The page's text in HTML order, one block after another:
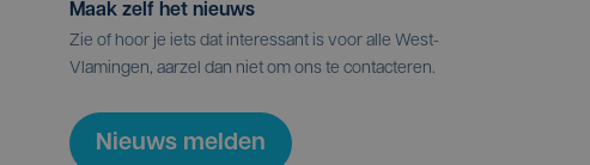
Maak zelf het nieuws
Zie of hoor je iets dat interessant is voor alle West-
Vlamingen, aarzel dan niet om ons te contacteren.
Nieuws melden